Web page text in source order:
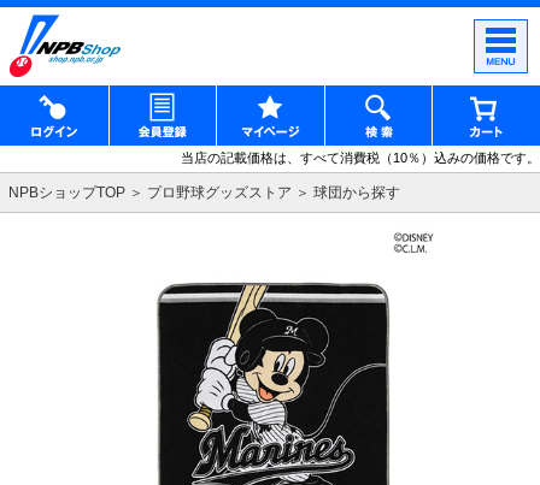
当店の記載価格は、すべて消費税（10％）込みの価格です。
NPBショップTOP プロ野球グッズストア 球団から探す